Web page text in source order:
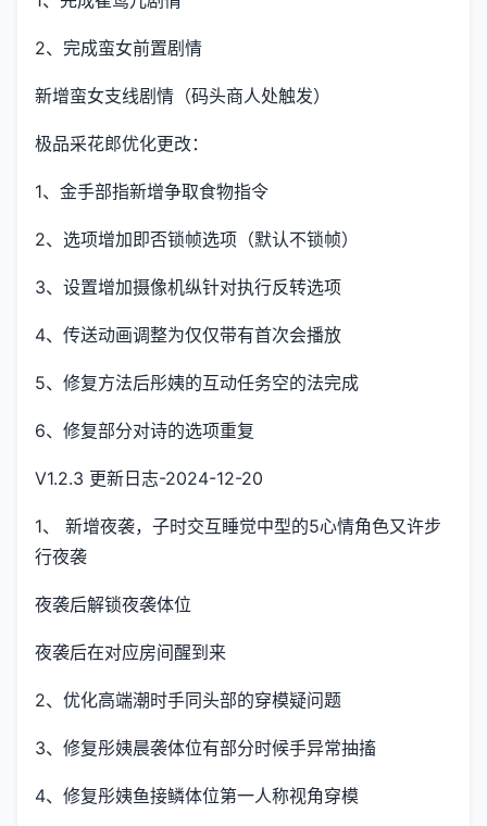
2、完成蛮女前置剧情
新增蛮女支线剧情（码头商人处触发）
极品采花郎优化更改：
1、金手部指新增争取食物指令
2、选项增加即否锁帧选项（默认不锁帧）
3、设置增加摄像机纵针对执行反转选项
4、传送动画调整为仅仅带有首次会播放
5、修复方法后彤姨的互动任务空的法完成
6、修复部分对诗的选项重复
V1.2.3 更新日志-2024-12-20
1、 新增夜袭，子时交互睡觉中型的5心情角色又许步
行夜袭
夜袭后解锁夜袭体位
夜袭后在对应房间醒到来
2、优化高端潮时手同头部的穿模疑问题
3、修复彤姨晨袭体位有部分时候手异常抽搐
4、修复彤姨鱼接鳞体位第一人称视角穿模